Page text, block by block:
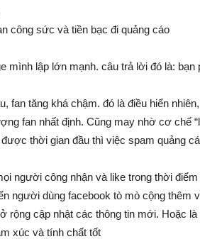
công sức và tiền bạc đi quảng cáo
mình lập lớn mạnh. câu trả lời đó là: bạn
fan tăng khá chậm. đó là điều hiển
fan nhất định. Cũng may nhờ cơ chế
thời gian đầu thì việc spam quảng
người công nhận và like trong thời
người dùng facebook tò mò cộng thêm
rộng cập nhật các thông tin mới. Hoặc
xúc và tính chất tốt